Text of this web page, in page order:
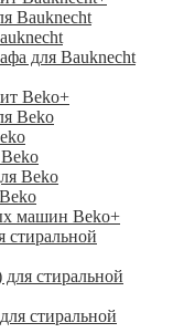
Bauknecht
для Bauknecht
Beko+
Beko
Beko
машин Beko+
стиральной
стиральной
стиральной